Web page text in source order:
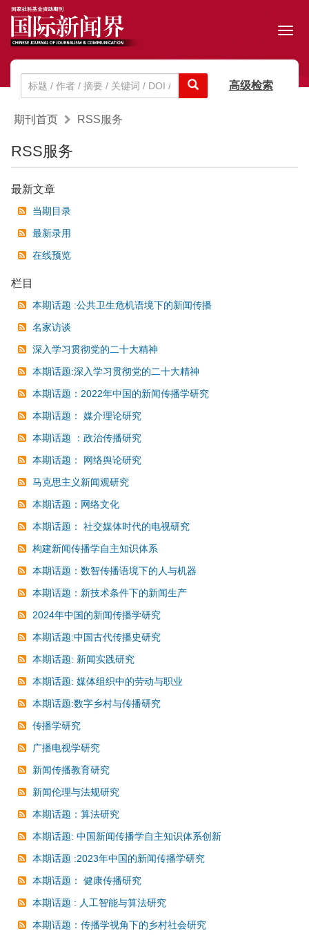
高级检索
期刊首页 RSS服务
RSS服务
最新文章
当期目录
最新录用
在线预览
栏目
本期话题 :公共卫生危机语境下的新闻传播
名家访谈
深入学习贯彻党的二十大精神
本期话题:深入学习贯彻党的二十大精神
本期话题：2022年中国的新闻传播学研究
本期话题： 媒介理论研究
本期话题 ：政治传播研究
本期话题： 网络舆论研究
马克思主义新闻观研究
本期话题：网络文化
本期话题： 社交媒体时代的电视研究
构建新闻传播学自主知识体系
本期话题：数智传播语境下的人与机器
本期话题：新技术条件下的新闻生产
2024年中国的新闻传播学研究
本期话题:中国古代传播史研究
本期话题: 新闻实践研究
本期话题: 媒体组织中的劳动与职业
本期话题:数字乡村与传播研究
传播学研究
广播电视学研究
新闻传播教育研究
新闻伦理与法规研究
本期话题：算法研究
本期话题: 中国新闻传播学自主知识体系创新
本期话题 :2023年中国的新闻传播学研究
本期话题： 健康传播研究
本期话题 : 人工智能与算法研究
本期话题：传播学视角下的乡村社会研究